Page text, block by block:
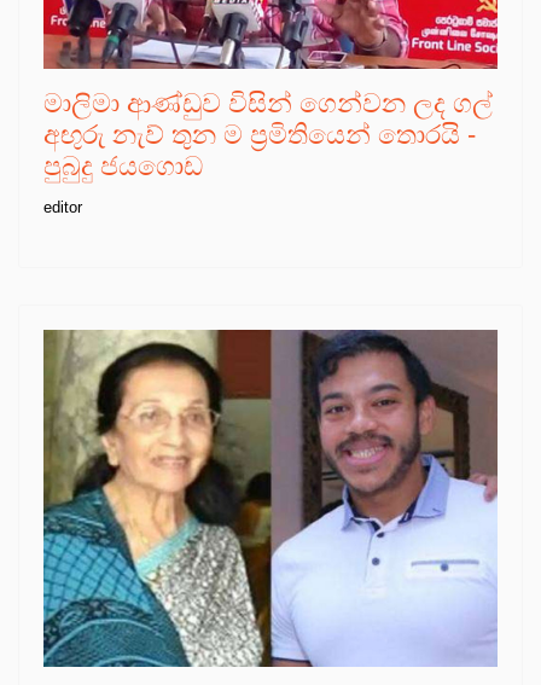
මාලිමා ආණ්ඩුව විසින් ගෙන්වන ලද ගල්
අඟුරු නැව් තුන ම ප්‍රමිතියෙන් තොරයි -
පුබුදු ජයගොඩ
editor